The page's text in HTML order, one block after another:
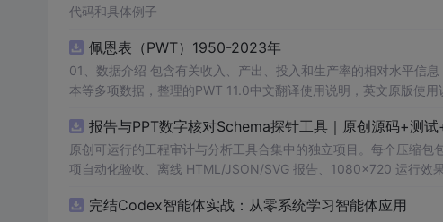
设计、自媒体从业者； 想要学习图片缩放、JPG 压缩、本地文件
QImage 缩放保存、QSlider 参数联动、批量循环界面防卡顿、文
式导入图片：手动多选单张图片 / 一键读取整个文件夹全部图片；
块调节 JPG 压缩质量 0~100，平衡图片清晰度与文件占用大小；
数、成功数量、单张大小对比、整体压缩节省空间比例； 完整模
习。 其他说明 开发环境：Qt Creator + Qt5.15 MSVC，Windows
代码和具体例子
佩恩表（PWT）1950-2023年
01、数据介绍 包含有关收入、产出、投入和生产率的相对水平信息，涵盖1950-2023年各国GDP、汇率、TFP、CPI指数、人口、人力资
报告与PPT数字核对Schema探针工具｜原创源码+测
原创可运行的工程审计与分析工具合集中的独立项目。每个压缩
项自动化验收、离线 HTML/JSON/SVG 报告、1080×720 运行效
示与二次开发。运行方法：Node.js 18+ 下执行 npm test 与 npm
完结Codex智能体实战：从零系统学习智能体应用